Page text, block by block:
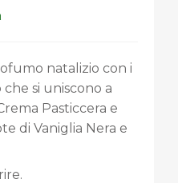
natalizio con i
si uniscono a
Pasticcera e
di Vaniglia Nera e